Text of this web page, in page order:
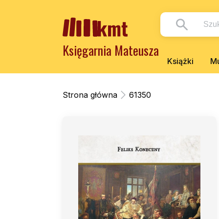
Księgarnia Mateusza
Książki
Strona główna 61350